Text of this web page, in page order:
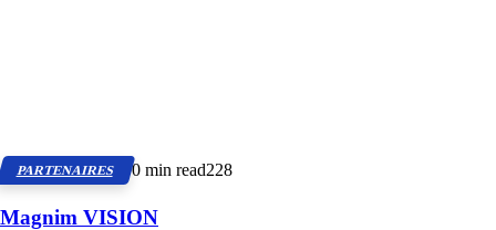
PARTENAIRES 0 min read228
Magnim VISION